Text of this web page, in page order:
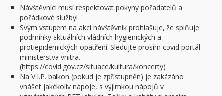
Návštěvníci musí respektovat pokyny pořadatelů a
pořádkové služby!
Svým vstupem na akci návštěvník prohlašuje, že splňuje
podmínky aktuálních vládních hygienických a
protiepidemických opatření. Sledujte prosím covid portál
ministerstva vnitra.
(https://covid.gov.cz/situace/kultura/koncerty)
Na V.I.P. balkon (pokud je zpřístupněn) je zakázáno
vnášet jakékoliv nápoje, s výjimkou nápojů v